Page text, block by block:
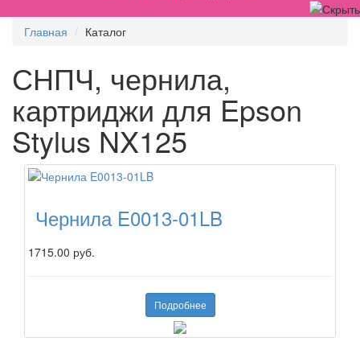
Главная Каталог
СНПЧ, чернила,
картриджи для Epson
Stylus NX125
Чернила E0013-01LB
1715.00 руб.
Подробнее